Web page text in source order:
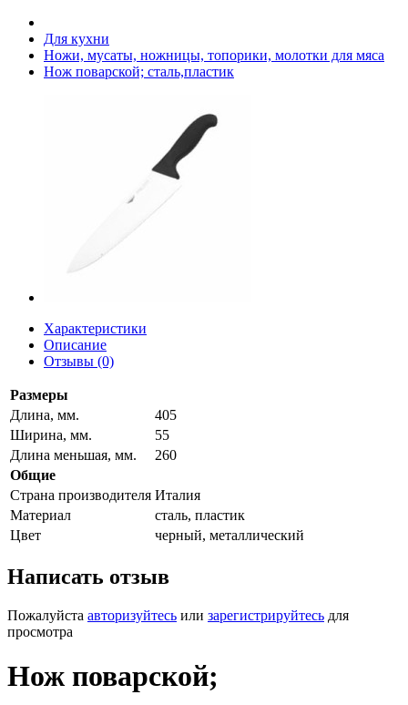
Для кухни
Ножи, мусаты, ножницы, топорики, молотки для мяса
Нож поварской; сталь,пластик
Характеристики
Описание
Отзывы (0)
Размеры
Длина, мм.
405
Ширина, мм.
55
Длина меньшая, мм.
260
Общие
Страна производителя Италия
Материал
сталь, пластик
Цвет
черный, металлический
Написать отзыв
Пожалуйста авторизуйтесь или зарегистрируйтесь для
просмотра
Нож поварской;